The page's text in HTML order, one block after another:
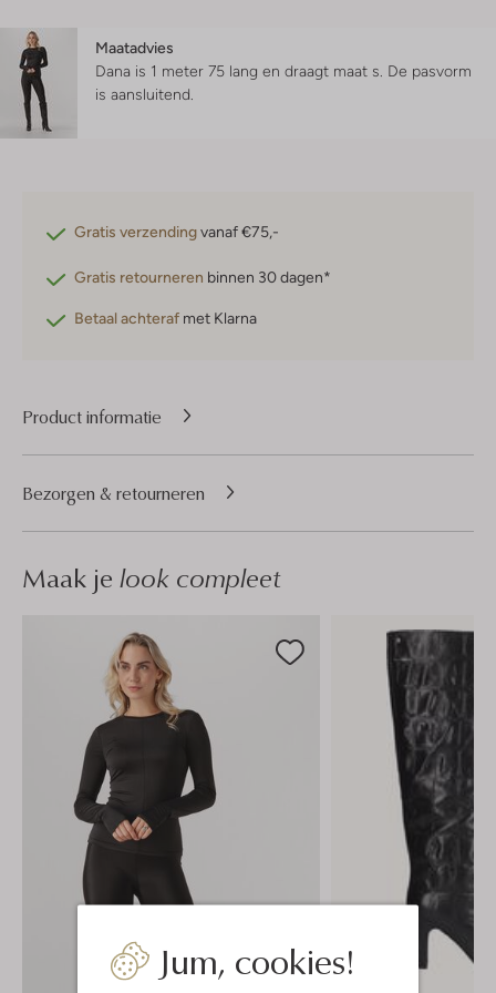
Jum, cookies!
Maatadvies
Dana is 1 meter 75 lang en draagt maat s. De pasvorm
is aansluitend
Gratis verzendingvanaf €75,-
Gratis retourneren binnen 30 dagen*
Betaal achteraf met Klarna
Product informatie
Bezorgen & retourneren
Maak je look compleet